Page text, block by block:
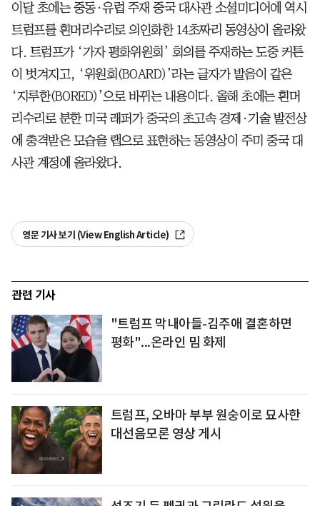
이달 초에는 중동·유럽 주재 중국 대사관 소셜미디어에 역시
트럼프를 흰머리수리로 의인화한 14초짜리 동영상이 올라왔
다. 트럼프가 ‘가자 평화위원회’ 회의를 주재하는 도중 커튼
이 벗겨지고, ‘위원회(BOARD)’라는 글자가 발음이 같은
‘지루한(BORED)’으로 바뀌는 내용이다. 올해 초에는 흰머
리수리로 분한 미국 래퍼가 중국의 초고속 경제·기술 발전상
에 충격받은 모습을 랩으로 표현하는 동영상이 주미 중국 대
사관 계정에 올라왔다.
영문 기사 보기 (View English Article)
관련 기사
"트럼프 막내아들-김주애 결혼하면
평화"...온라인 밈 화제
트럼프, 오바마 부부 원숭이로 묘사한
대선음모론 영상 게시